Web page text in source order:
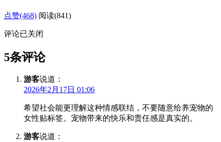
点赞(468) 阅读(841)
评论已关闭
5条评论
游客说道：
2026年2月17日 01:06
希望社会能更理解这种情感联结，不要随意给养宠物的
女性贴标签。宠物带来的快乐和责任感是真实的。
游客说道：